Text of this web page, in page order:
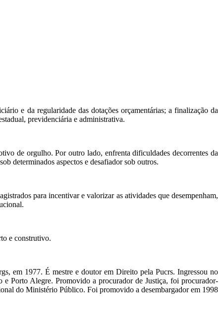
e da regularidade das dotações orçamentárias; a finalização da
previdenciária e administrativa.
de orgulho. Por outro lado, enfrenta dificuldades decorrentes da
determinados aspectos e desafiador sob outros.
para incentivar e valorizar as atividades que desempenham,
e construtivo.
em 1977. É mestre e doutor em Direito pela Pucrs. Ingressou no
Porto Alegre. Promovido a procurador de Justiça, foi procurador-
do Ministério Público. Foi promovido a desembargador em 1998